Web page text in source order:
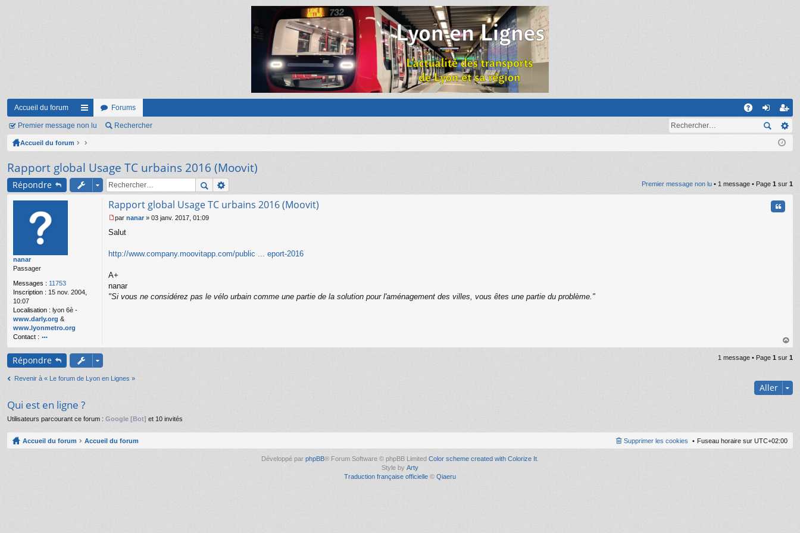
Accueil du forum
ac
co
ur
ci
s
Forums
on ns
cri
Premier message non lu Rechercher
Accueil du forum
Rapport global Usage TC urbains 2016 (Moovit)
Répondre Premier message non lu • 1 message • Page 1 sur 1
nanar
Passager
Messages : 11753
Inscription : 15 nov. 2004,
10:07
Localisation : lyon 6è -
www.darly.org &
www.lyonmetro.org
Contact :
o
nt
ac
r
n
ar
Rapport global Usage TC urbains 2016 (Moovit)
e
s
a
e
n
o
par nanar » 03 janv. 2017, 01:09
Salut
http://www.company.moovitapp.com/public ... eport-2016
A+
nanar
"Si vous ne considérez pas le vélo urbain comme une partie de la solution pour l'aménagement des villes, vous êtes une partie du problème."
au
t
Répondre 1 message • Page 1 sur 1
Revenir à « Le forum de Lyon en Lignes »
Aller
Qui est en ligne ?
Utilisateurs parcourant ce forum : Google [Bot] et 10 invités
Accueil du forum Accueil du forum Fuseau horaire sur UTC+02:00
Supprimer les cookies
Développé par phpBB® Forum Software © phpBB Limited Color scheme created with Colorize It
Style by Arty
Traduction française officielle © Qiaeru